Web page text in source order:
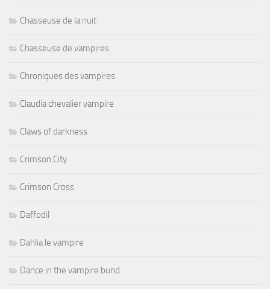
Chasseuse de la nuit
Chasseuse de vampires
Chroniques des vampires
Claudia chevalier vampire
Claws of darkness
Crimson City
Crimson Cross
Daffodil
Dahlia le vampire
Dance in the vampire bund